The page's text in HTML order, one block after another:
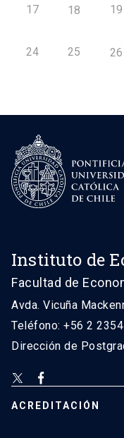
17 18 19
24 25 26
Instituto de
Facultad de
Avda. Vicuña
Teléfono: +56 2
Dirección de
ACREDITACIÓN